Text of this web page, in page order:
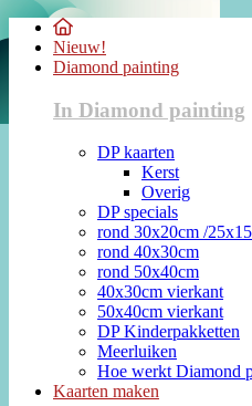
Nieuw!
Diamond painting
In Diamond painting
DP kaarten
Kerst
Overig
DP specials
rond 30x20cm /
rond 40x30cm
rond 50x40cm
40x30cm vierkant
50x40cm vierkant
DP Kinderpakketten
Meerluiken
Hoe werkt Diamond
Kaarten maken